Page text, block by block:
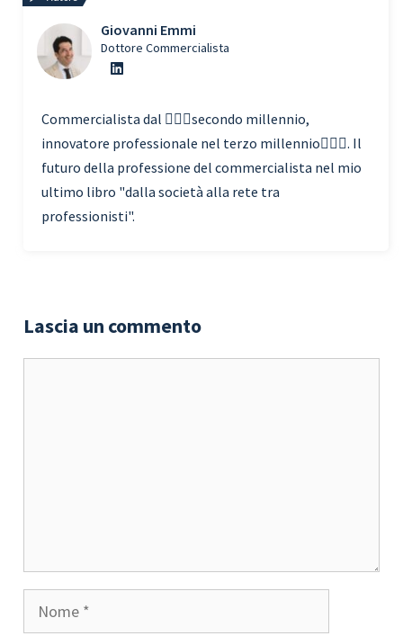
Giovanni Emmi
Dottore Commercialista
Commercialista dal 🧗🏾‍♀️secondo millennio,
innovatore professionale nel terzo millennio🏃🏾‍♂️. Il
futuro della professione del commercialista nel mio
ultimo libro "dalla società alla rete tra
professionisti".
Lascia un commento
Nome